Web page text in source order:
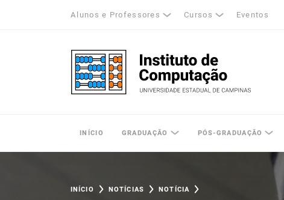
Alunos e Professores Cursos Eventos
Unicamp - Universidade Estadual de Campinas
INÍCIO GRADUAÇÃO PÓS-GRADUAÇÃO
INÍCIO NOTÍCIAS NOTÍCIA